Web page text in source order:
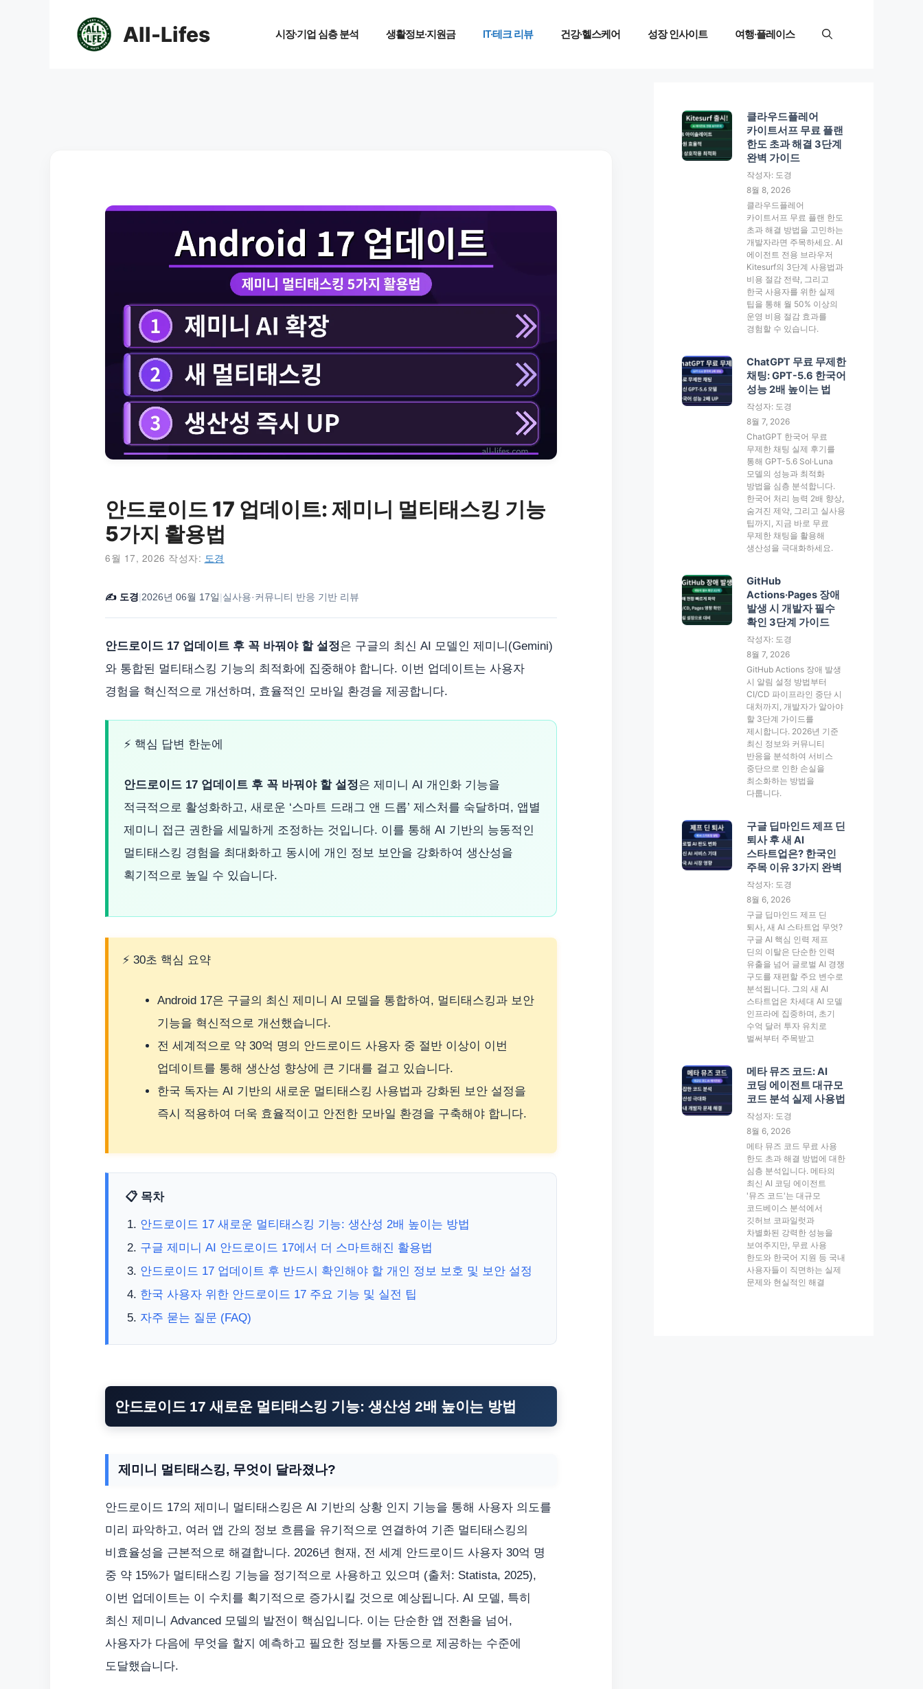
All-Lifes 시장·기업 심층 분석 생활정보·지원금 IT·테크 리뷰 건강·헬스케어 성장 인사이트 여행·플레이스
안드로이드 17 업데이트: 제미니 멀티태스킹 기능
5가지 활용법
6월 17, 2026 작성자: 도경
✍️ 도경|2026년 06월 17일|실사용·커뮤니티 반응 기반 리뷰
안드로이드 17 업데이트 후 꼭 바꿔야 할 설정은 구글의 최신 AI 모델인 제미니(Gemini)
와 통합된 멀티태스킹 기능의 최적화에 집중해야 합니다. 이번 업데이트는 사용자
경험을 혁신적으로 개선하며, 효율적인 모바일 환경을 제공합니다.
⚡ 핵심 답변 한눈에
안드로이드 17 업데이트 후 꼭 바꿔야 할 설정은 제미니 AI 개인화 기능을
적극적으로 활성화하고, 새로운 ‘스마트 드래그 앤 드롭’ 제스처를 숙달하며, 앱별
제미니 접근 권한을 세밀하게 조정하는 것입니다. 이를 통해 AI 기반의 능동적인
멀티태스킹 경험을 최대화하고 동시에 개인 정보 보안을 강화하여 생산성을
획기적으로 높일 수 있습니다.
⚡ 30초 핵심 요약
Android 17은 구글의 최신 제미니 AI 모델을 통합하여, 멀티태스킹과 보안
기능을 혁신적으로 개선했습니다.
전 세계적으로 약 30억 명의 안드로이드 사용자 중 절반 이상이 이번
업데이트를 통해 생산성 향상에 큰 기대를 걸고 있습니다.
한국 독자는 AI 기반의 새로운 멀티태스킹 사용법과 강화된 보안 설정을
즉시 적용하여 더욱 효율적이고 안전한 모바일 환경을 구축해야 합니다.
📋 목차
안드로이드 17 새로운 멀티태스킹 기능: 생산성 2배 높이는 방법
구글 제미니 AI 안드로이드 17에서 더 스마트해진 활용법
안드로이드 17 업데이트 후 반드시 확인해야 할 개인 정보 보호 및 보안 설정
한국 사용자 위한 안드로이드 17 주요 기능 및 실전 팁
자주 묻는 질문 (FAQ)
안드로이드 17 새로운 멀티태스킹 기능: 생산성 2배 높이는 방법
제미니 멀티태스킹, 무엇이 달라졌나?
안드로이드 17의 제미니 멀티태스킹은 AI 기반의 상황 인지 기능을 통해 사용자 의도를
미리 파악하고, 여러 앱 간의 정보 흐름을 유기적으로 연결하여 기존 멀티태스킹의
비효율성을 근본적으로 해결합니다. 2026년 현재, 전 세계 안드로이드 사용자 30억 명
중 약 15%가 멀티태스킹 기능을 정기적으로 사용하고 있으며 (출처: Statista, 2025),
이번 업데이트는 이 수치를 획기적으로 증가시킬 것으로 예상됩니다. AI 모델, 특히
최신 제미니 Advanced 모델의 발전이 핵심입니다. 이는 단순한 앱 전환을 넘어,
사용자가 다음에 무엇을 할지 예측하고 필요한 정보를 자동으로 제공하는 수준에
도달했습니다.
클라우드플레어
카이트서프 무료 플랜
한도 초과 해결 3단계
완벽 가이드
작성자: 도경
8월 8, 2026
클라우드플레어
카이트서프 무료 플랜 한도
초과 해결 방법을 고민하는
개발자라면 주목하세요. AI
에이전트 전용 브라우저
Kitesurf의 3단계 사용법과
비용 절감 전략, 그리고
한국 사용자를 위한 실제
팁을 통해 월 50% 이상의
운영 비용 절감 효과를
경험할 수 있습니다.
ChatGPT 무료 무제한
채팅: GPT-5.6 한국어
성능 2배 높이는 법
작성자: 도경
8월 7, 2026
ChatGPT 한국어 무료
무제한 채팅 실제 후기를
통해 GPT-5.6 Sol·Luna
모델의 성능과 최적화
방법을 심층 분석합니다.
한국어 처리 능력 2배 향상,
숨겨진 제약, 그리고 실사용
팁까지, 지금 바로 무료
무제한 채팅을 활용해
생산성을 극대화하세요.
GitHub
Actions·Pages 장애
발생 시 개발자 필수
확인 3단계 가이드
작성자: 도경
8월 7, 2026
GitHub Actions 장애 발생
시 알림 설정 방법부터
CI/CD 파이프라인 중단 시
대처까지, 개발자가 알아야
할 3단계 가이드를
제시합니다. 2026년 기준
최신 정보와 커뮤니티
반응을 분석하여 서비스
중단으로 인한 손실을
최소화하는 방법을
다룹니다.
구글 딥마인드 제프 딘
퇴사 후 새 AI
스타트업은? 한국인
주목 이유 3가지 완벽
작성자: 도경
8월 6, 2026
구글 딥마인드 제프 딘
퇴사, 새 AI 스타트업 무엇?
구글 AI 핵심 인력 제프
딘의 이탈은 단순한 인력
유출을 넘어 글로벌 AI 경쟁
구도를 재편할 주요 변수로
분석됩니다. 그의 새 AI
스타트업은 차세대 AI 모델
인프라에 집중하며, 초기
수억 달러 투자 유치로
벌써부터 주목받고
메타 뮤즈 코드: AI
코딩 에이전트 대규모
코드 분석 실제 사용법
작성자: 도경
8월 6, 2026
메타 뮤즈 코드 무료 사용
한도 초과 해결 방법에 대한
심층 분석입니다. 메타의
최신 AI 코딩 에이전트
'뮤즈 코드'는 대규모
코드베이스 분석에서
깃허브 코파일럿과
차별화된 강력한 성능을
보여주지만, 무료 사용
한도와 한국어 지원 등 국내
사용자들이 직면하는 실제
문제와 현실적인 해결